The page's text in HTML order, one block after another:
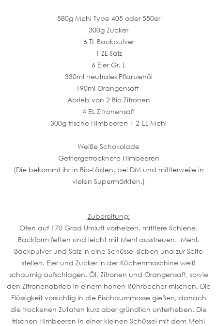
580g Mehl Type 405 oder 550er
300g Zucker
6 TL Backpulver
1 ZL Salz
6 Eier Gr. L
330ml neutrales Pflanzenöl
190ml Orangensaft
Abrieb von 2 Bio Zitronen
4 EL Zitronensaft
300g frische Himbeeren + 2 EL Mehl
Weiße Schokolade
Gefriergetrocknete Himbeeren
(Die bekommt ihr in Bio-Läden, bei DM und mittlerweile in
vielen Supermärkten.)
Zubereitung:
Ofen auf 170 Grad Umluft vorheizen, mittlere Schiene.
Backform fetten und leicht mit Mehl ausstreuen. Mehl,
Backpulver und Salz in eine Schüssel sieben und zur Seite
stellen. Eier und Zucker in der Küchenmaschine weiß
schaumig aufschlagen. Öl, Zitronen und Orangensaft, sowie
den Zitronenabrieb in einem hohen Rührbecher mischen. Die
Flüssigkeit vorsichtig in die Eischaummasse gießen, danach
die trockenen Zutaten kurz aber gründlich unterheben. Die
frischen Himbeeren in einer kleinen Schüssel mit dem Mehl